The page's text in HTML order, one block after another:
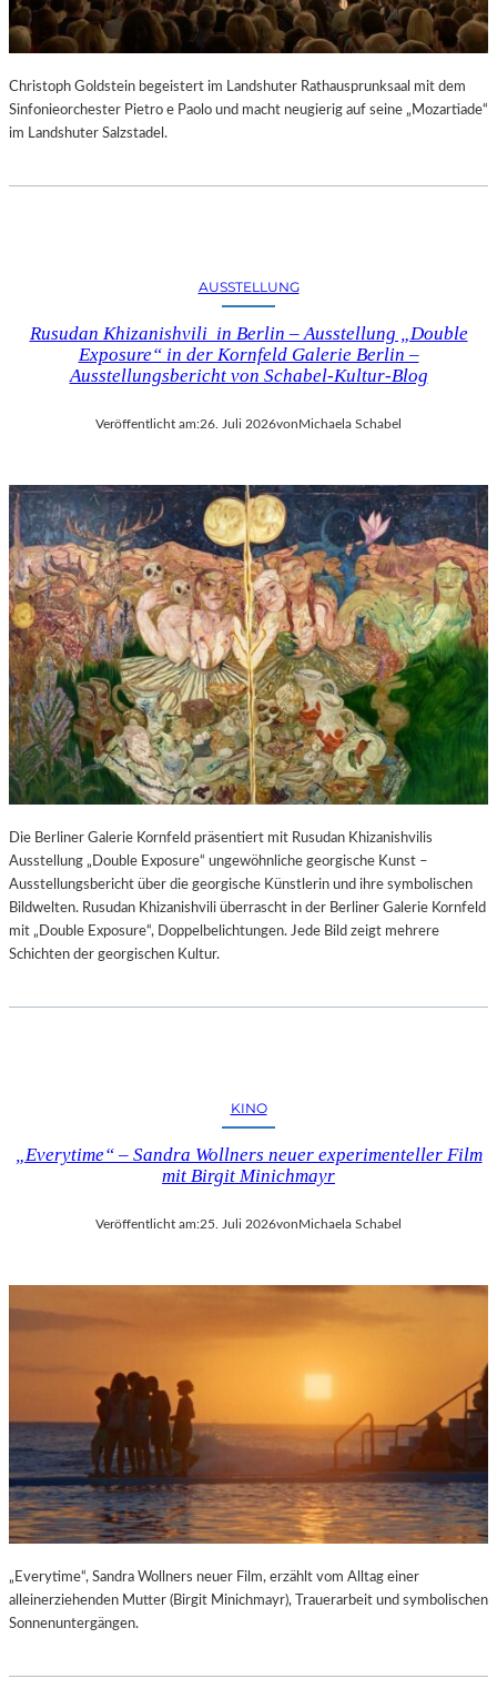
Christoph Goldstein begeistert im Landshuter Rathausprunksaal mit dem
Sinfonieorchester Pietro e Paolo und macht neugierig auf seine „Mozartiade“
im Landshuter Salzstadel.
AUSSTELLUNG
Rusudan Khizanishvili in Berlin – Ausstellung „Double
Exposure“ in der Kornfeld Galerie Berlin –
Ausstellungsbericht von Schabel-Kultur-Blog
Veröffentlicht am:26. Juli 2026von Michaela Schabel
Die Berliner Galerie Kornfeld präsentiert mit Rusudan Khizanishvilis
Ausstellung „Double Exposure“ ungewöhnliche georgische Kunst –
Ausstellungsbericht über die georgische Künstlerin und ihre symbolischen
Bildwelten. Rusudan Khizanishvili überrascht in der Berliner Galerie Kornfeld
mit „Double Exposure“, Doppelbelichtungen. Jede Bild zeigt mehrere
Schichten der georgischen Kultur.
KINO
„Everytime“ – Sandra Wollners neuer experimenteller Film
mit Birgit Minichmayr
Veröffentlicht am:25. Juli 2026von Michaela Schabel
„Everytime“, Sandra Wollners neuer Film, erzählt vom Alltag einer
alleinerziehenden Mutter (Birgit Minichmayr), Trauerarbeit und symbolischen
Sonnenuntergängen.